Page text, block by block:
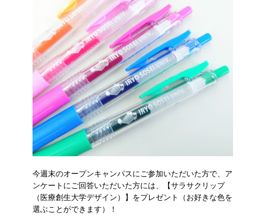
今週末のオープンキャンパスにご参加いただいた方で、ア
ンケートにご回答いただいた方には、【サラサクリップ
（医療創生大学デザイン）】をプレゼント（お好きな色を
選ぶことができます）！